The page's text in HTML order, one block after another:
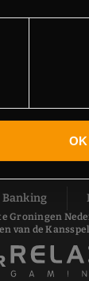
OK
Banking
Groningen
de